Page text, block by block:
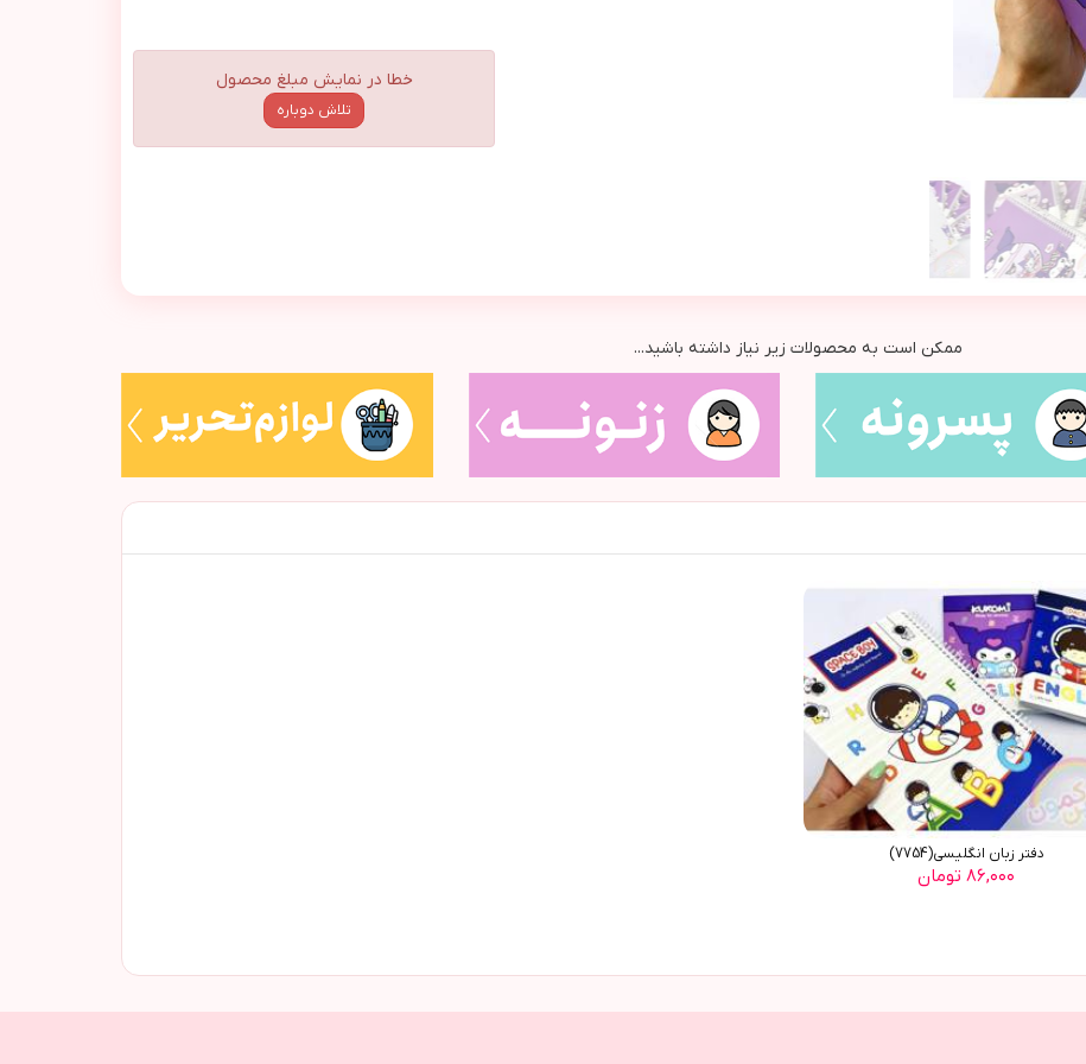
خطا در نمایش مبلغ محصول
تلاش دوباره
ممکن است به محصولات زیر نیاز داشته باشید...
دفتر زبان انگلیسی(7754)
۸۶,۰۰۰ تومان